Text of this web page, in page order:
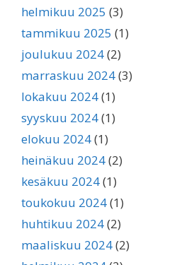
helmikuu 2025 (3)
tammikuu 2025 (1)
joulukuu 2024(2)
marraskuu 2024(3)
lokakuu 2024(1)
syyskuu 2024(1)
elokuu 2024(1)
heinäkuu 2024(2)
kesäkuu 2024(1)
toukokuu 2024(1)
huhtikuu 2024(2)
maaliskuu 2024(2)